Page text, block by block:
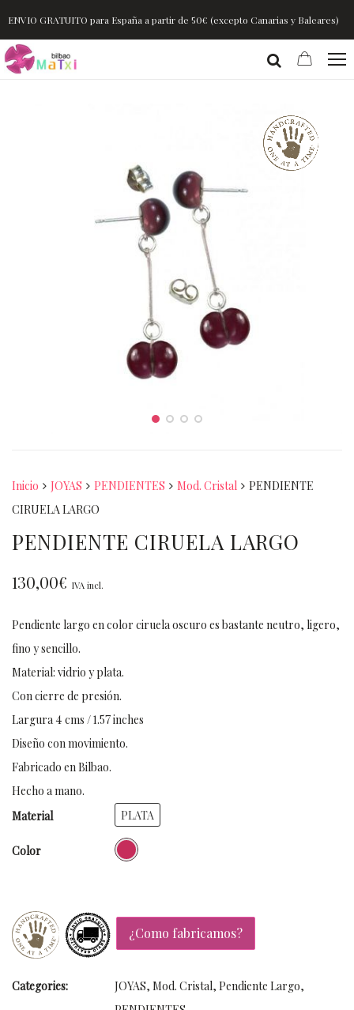
ENVIO GRATUITO para España a partir de 50€ (excepto Canarias y Baleares)
Inicio JOYAS PENDIENTES Mod. Cristal
PENDIENTE
CIRUELA LARGO
PENDIENTE CIRUELA LARGO
130,00€ IVA incl.
Pendiente largo en color ciruela oscuro es bastante neutro, ligero,
fino y sencillo.
Material: vidrio y plata.
Con cierre de presión.
Largura 4 cms / 1.57 inches
Diseño con movimiento.
Fabricado en Bilbao.
Hecho a mano.
Material
PLATA
Color
¿Como fabricamos?
Categories: JOYAS, Mod. Cristal, Pendiente Largo,